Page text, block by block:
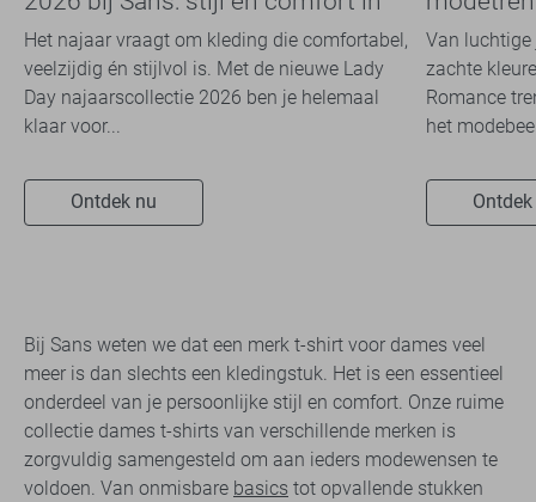
travelkwaliteit
Het najaar vraagt om kleding die comfortabel,
veelzijdig én stijlvol is. Met de nieuwe Lady
Day najaarscollectie 2026 ben je helemaal
klaar voor...
Ontdek nu
overal
Van luchtige
zachte
Romance
het
Bij Sans weten we dat een merk t-shirt voor dames veel
meer is dan slechts een kledingstuk. Het is een essentieel
onderdeel van je persoonlijke stijl en comfort. Onze ruime
collectie dames t-shirts van verschillende merken is
zorgvuldig samengesteld om aan ieders modewensen te
voldoen. Van onmisbare basics tot opvallende stukken